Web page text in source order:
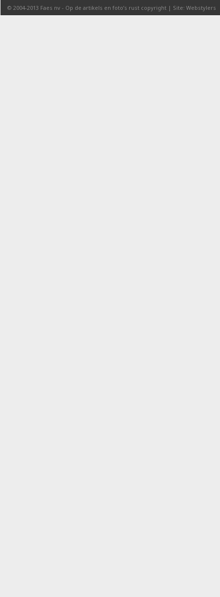
© 2004-2013 Faes nv - Op de artikels en foto’s rust copyright | Site: Webstylers